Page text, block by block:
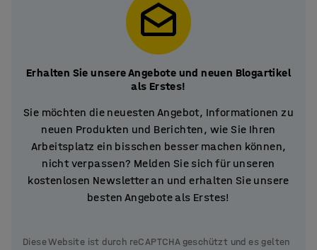
Erhalten Sie unsere Angebote und neuen Blogartikel
als Erstes!
Sie möchten die neuesten Angebot, Informationen zu
neuen Produkten und Berichten, wie Sie Ihren
Arbeitsplatz ein bisschen besser machen können,
nicht verpassen? Melden Sie sich für unseren
kostenlosen Newsletter an und erhalten Sie unsere
besten Angebote als Erstes!
Diese Website ist durch reCAPTCHA geschützt und es gelten